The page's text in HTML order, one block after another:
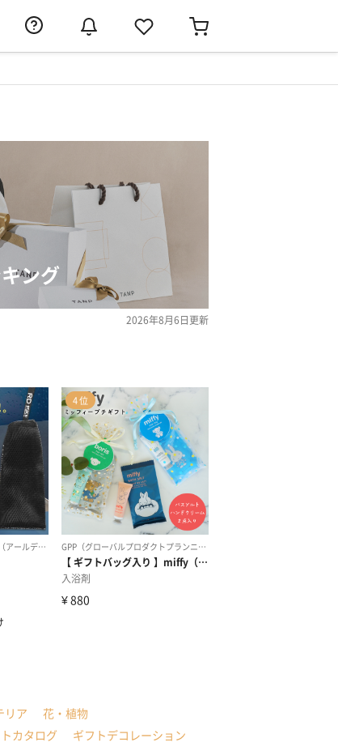
ング
2026年8月6日更新
リア
花・植物
カタログ ギフトデコレーション